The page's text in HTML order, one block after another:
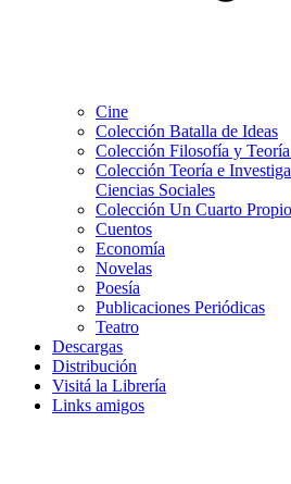
Cine
Colección Batalla de Ideas
Colección Filosofía y
Colección Teoría e
Ciencias Sociales
Colección Un Cuarto Propio
Cuentos
Economía
Novelas
Poesía
Publicaciones Periódicas
Teatro
Descargas
Distribución
Visitá la Librería
Links amigos